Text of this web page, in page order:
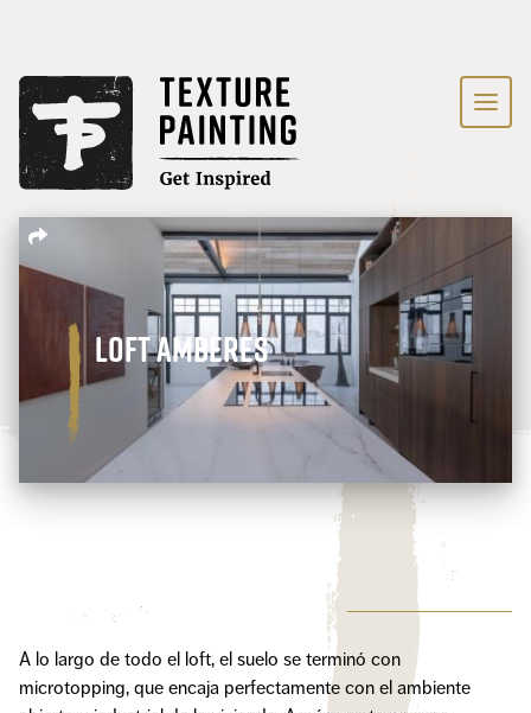
loft Amberes
A lo largo de todo el loft, el suelo se terminó con
microtopping, que encaja perfectamente con el ambiente